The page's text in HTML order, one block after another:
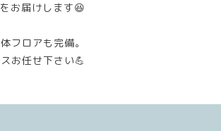
お届けします😆
フロアも完備。
お任せ下さい💪